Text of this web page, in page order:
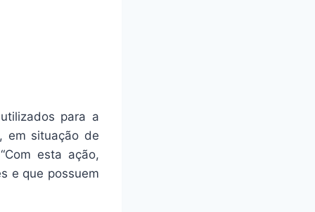
para a
em situação de
esta ação,
e que possuem